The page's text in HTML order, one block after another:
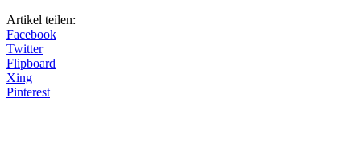
Artikel teilen:
Facebook
Twitter
Flipboard
Xing
Pinterest